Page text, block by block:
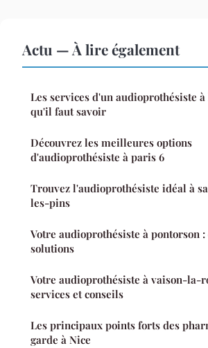
Actu — À lire également
Les services d'un audioprothésiste à
qu'il faut savoir
Découvrez les meilleures options
d'audioprothésiste à paris 6
Trouvez l'audioprothésiste idéal à
les-pins
Votre audioprothésiste à pontorson
solutions
Votre audioprothésiste à vaison-la-
services et conseils
Les principaux points forts des
garde à Nice